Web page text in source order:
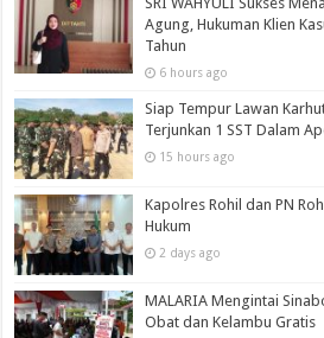
Agung, Hukuman Klien
Tahun
6 hours ago
Siap Tempur Lawan
Terjunkan 1 SST Dalam
15 hours ago
Kapolres Rohil dan PN
Hukum
2 days ago
MALARIA Mengintai
Obat dan Kelambu Gratis